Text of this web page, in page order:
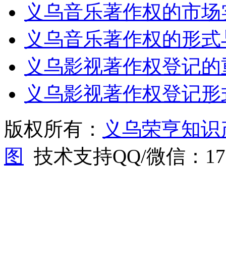
义乌音乐著作权的市
义乌音乐著作权的形
义乌影视著作权登记
义乌影视著作权登记
版权所有： 义乌荣亨知
图
技术支持QQ/微信：